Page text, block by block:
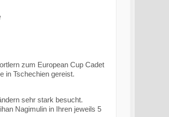
zum European Cup Cadet
in Tschechien gereist.
sehr stark besucht.
Nagimulin in Ihren jeweils 5